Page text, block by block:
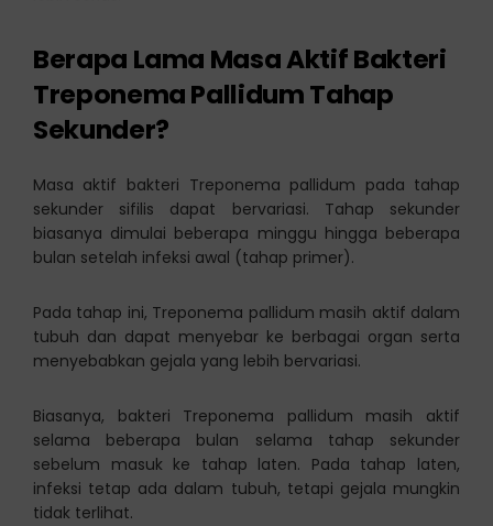
Berapa Lama Masa Aktif Bakteri
Treponema Pallidum Tahap
Sekunder?
Masa aktif bakteri Treponema pallidum pada tahap
sekunder sifilis dapat bervariasi. Tahap sekunder
biasanya dimulai beberapa minggu hingga beberapa
bulan setelah infeksi awal (tahap primer).
Pada tahap ini, Treponema pallidum masih aktif dalam
tubuh dan dapat menyebar ke berbagai organ serta
menyebabkan gejala yang lebih bervariasi.
Biasanya, bakteri Treponema pallidum masih aktif
selama beberapa bulan selama tahap sekunder
sebelum masuk ke tahap laten. Pada tahap laten,
infeksi tetap ada dalam tubuh, tetapi gejala mungkin
tidak terlihat.